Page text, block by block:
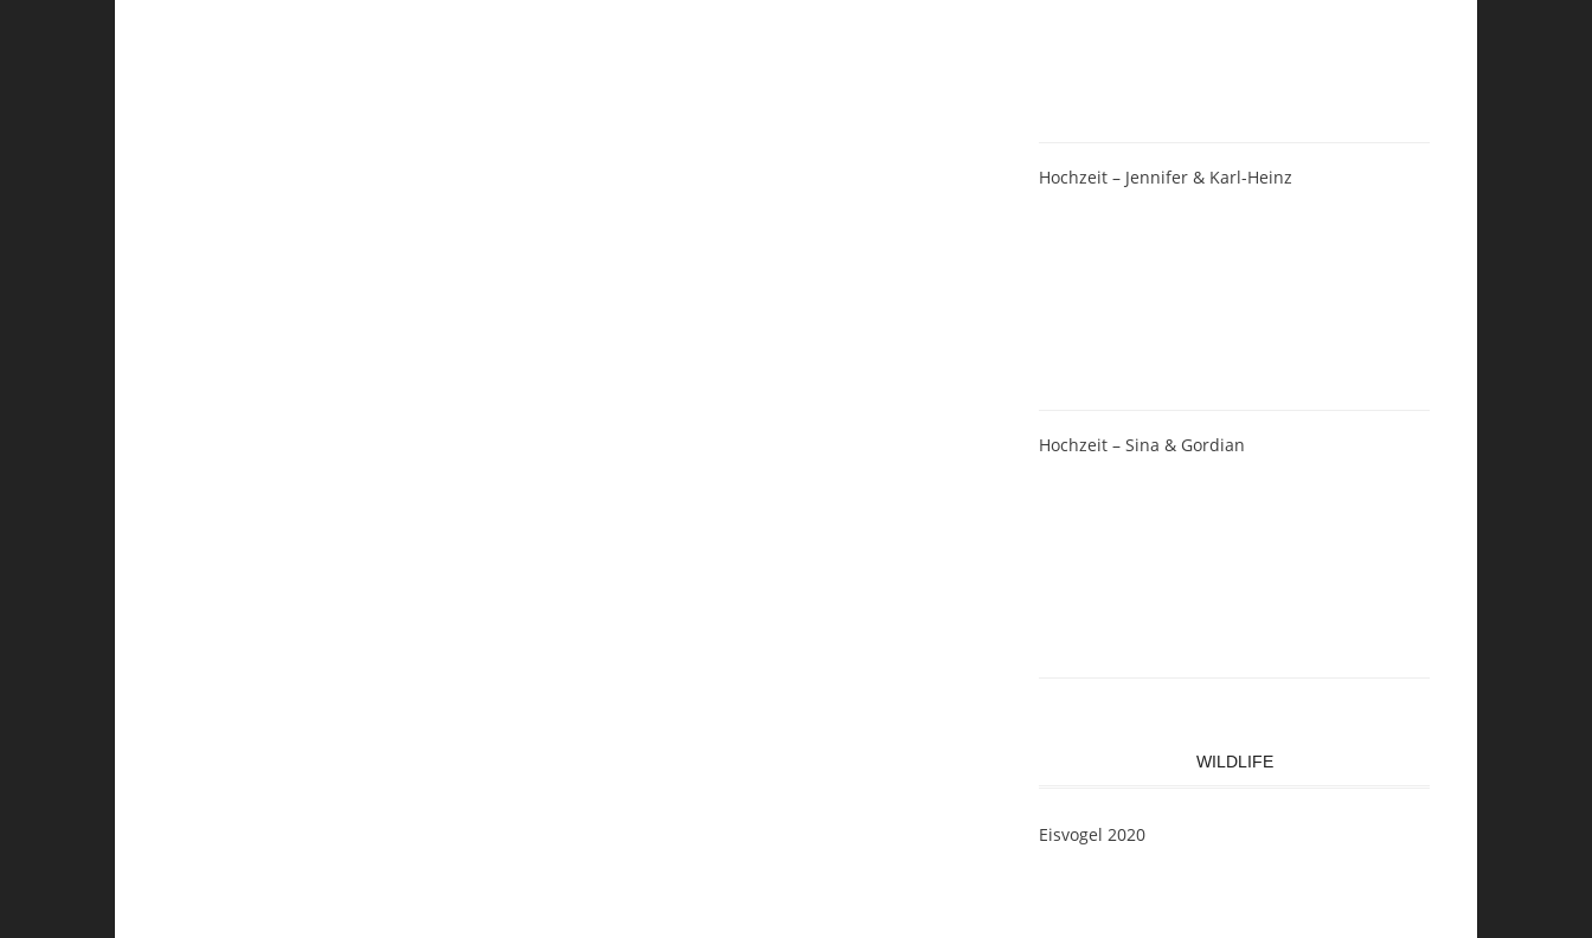
Hochzeit – Jennifer & Karl-Heinz
Hochzeit – Sina & Gordian
WILDLIFE
Eisvogel 2020